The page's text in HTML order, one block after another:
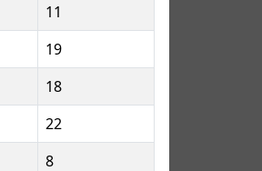
11
19
18
22
8